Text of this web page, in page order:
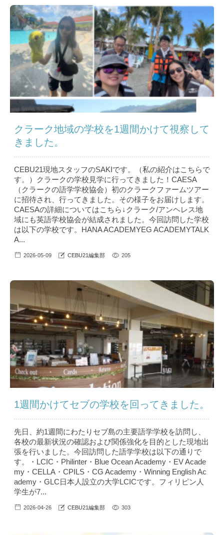
クラーク地域の学校を1週間かけて視察して
きました。
CEBU21現地スタッフのSAKIです。（私の紹介はこちら で
す。）クラークの学校見学に行ってきました！CAESA
（クラークの語学学校協会）初のクラークファームツアー
に招待され、行ってきました。その様子をお届けします。
CAESAの詳細についてはこちら↓クラーク/アンヘレス地
域にも英語学校協会が結成されました。今回訪問した学校
は以下の学校です。HANA ACADEMYEG ACADEMYTALK
A...
2026-05-09 CEBU21編集部 205
1週間かけてセブの学校を回ってきました。
先日、約1週間にわたりセブ島の主要語学学校を訪問し、
各校の最新状況の確認および関係強化を目的とした現地出
張を行いました。今回訪問した語学学校は以下の通りで
す。・LCIC・Philinter・Blue Ocean Academy・EV Acade
my・CELLA・CPILS・CG Academy・Winning English Ac
ademy・GLC日本人設立の大学LCICです。フィリピン人
学生が7...
2026-04-26 CEBU21編集部 303